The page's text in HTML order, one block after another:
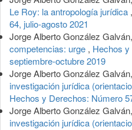
Le Roy: la antropología jurídica ,
64, julio-agosto 2021
Jorge Alberto González Galván,
competencias: urge , Hechos
septiembre-octubre 2019
Jorge Alberto González Galván,
investigación jurídica
Hechos y Derechos: Número
Jorge Alberto González Galván,
investigación jurídica